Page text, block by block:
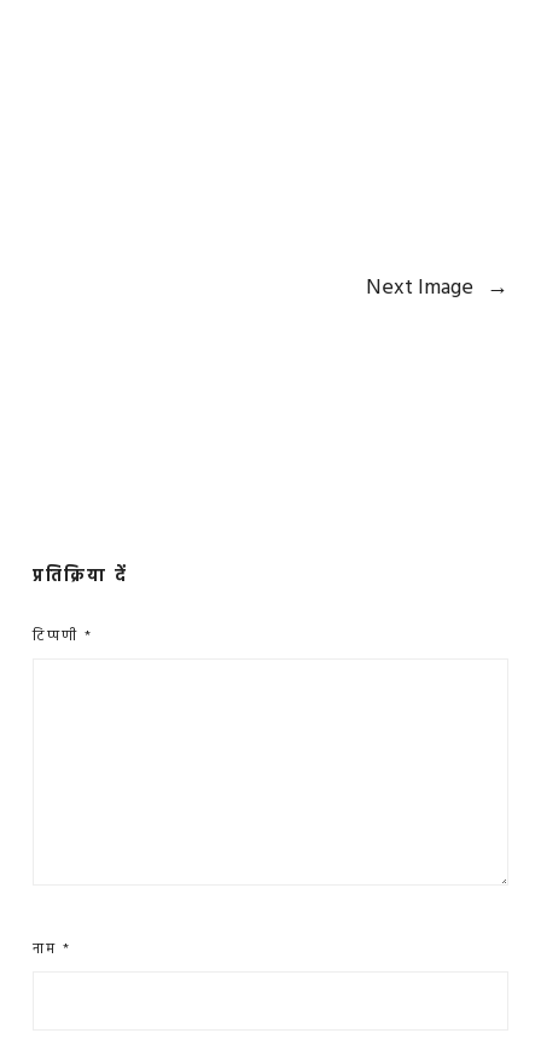
Next Image →
प्रतिक्रिया दें
टिप्पणी *
नाम *